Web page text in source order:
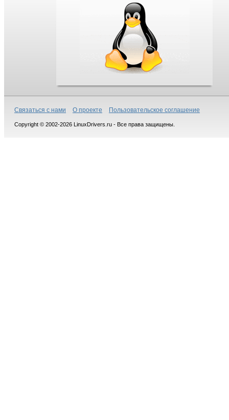
Связаться с нами О проекте Пользовательское соглашение
Copyright © 2002-2026 LinuxDrivers.ru - Все права защищены.